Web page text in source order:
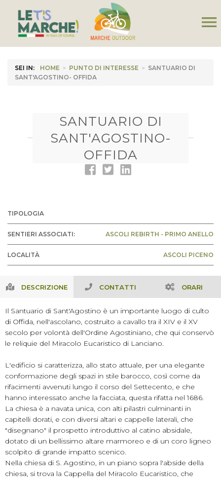
menu
SEI IN: HOME > PUNTO DI INTERESSE > SANTUARIO DI
SANT'AGOSTINO- OFFIDA
SANTUARIO DI
SANT'AGOSTINO-
OFFIDA
TIPOLOGIA
SENTIERI ASSOCIATI: ASCOLI REBIRTH - PRIMO ANELLO
LOCALITÀ ASCOLI PICENO
DESCRIZIONE CONTATTI ORARI
Il Santuario di Sant'Agostino è un importante luogo di culto
di Offida, nell'ascolano, costruito a cavallo tra il XIV e il XV
secolo per volontà dell'Ordine Agostiniano, che qui conservò
le reliquie del Miracolo Eucaristico di Lanciano.
L'edificio si caratterizza, allo stato attuale, per una elegante
conformazione degli spazi in stile barocco, così come da
rifacimenti avvenuti lungo il corso del Settecento, e che
hanno interessato anche la facciata, questa rifatta nel 1686.
La chiesa è a navata unica, con alti pilastri culminanti in
capitelli dorati, e con diversi altari e cappelle laterali, che
"disegnano" il prospetto introduttivo al catino absidale,
dotato di un bellissimo altare marmoreo e di un coro ligneo
scolpito di grande impatto scenico.
Nella chiesa di S. Agostino, in un piano sopra l'abside della
chiesa, si trova la Cappella del Miracolo Eucaristico, che